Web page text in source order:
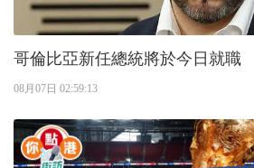
哥倫比亞新任總統將於今日就職
08月07日 02:59:13